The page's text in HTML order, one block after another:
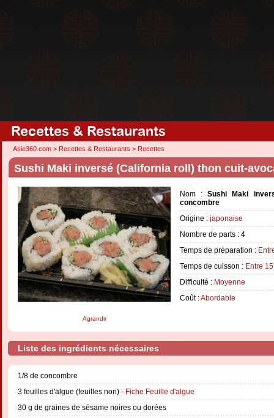
Recettes & Restaurants
Asie360.com > Recettes & Restaurants > Recettes
Sushi Maki inversé (California roll) thon cuit-
Agrandir
Nom :Sushi Maki
concombre
Origine : japonaise
Nombre de parts : 4
Temps de préparation :
Temps de cuisson : Entre
Difficulté : Moyenne
Coût :Abordable
Liste des ingrédients nécessaires
1/8 de concombre
3 feuilles d'algue (feuilles nori) - Fiche Feuille d'algue
30 g de graines de sésame noires ou dorées